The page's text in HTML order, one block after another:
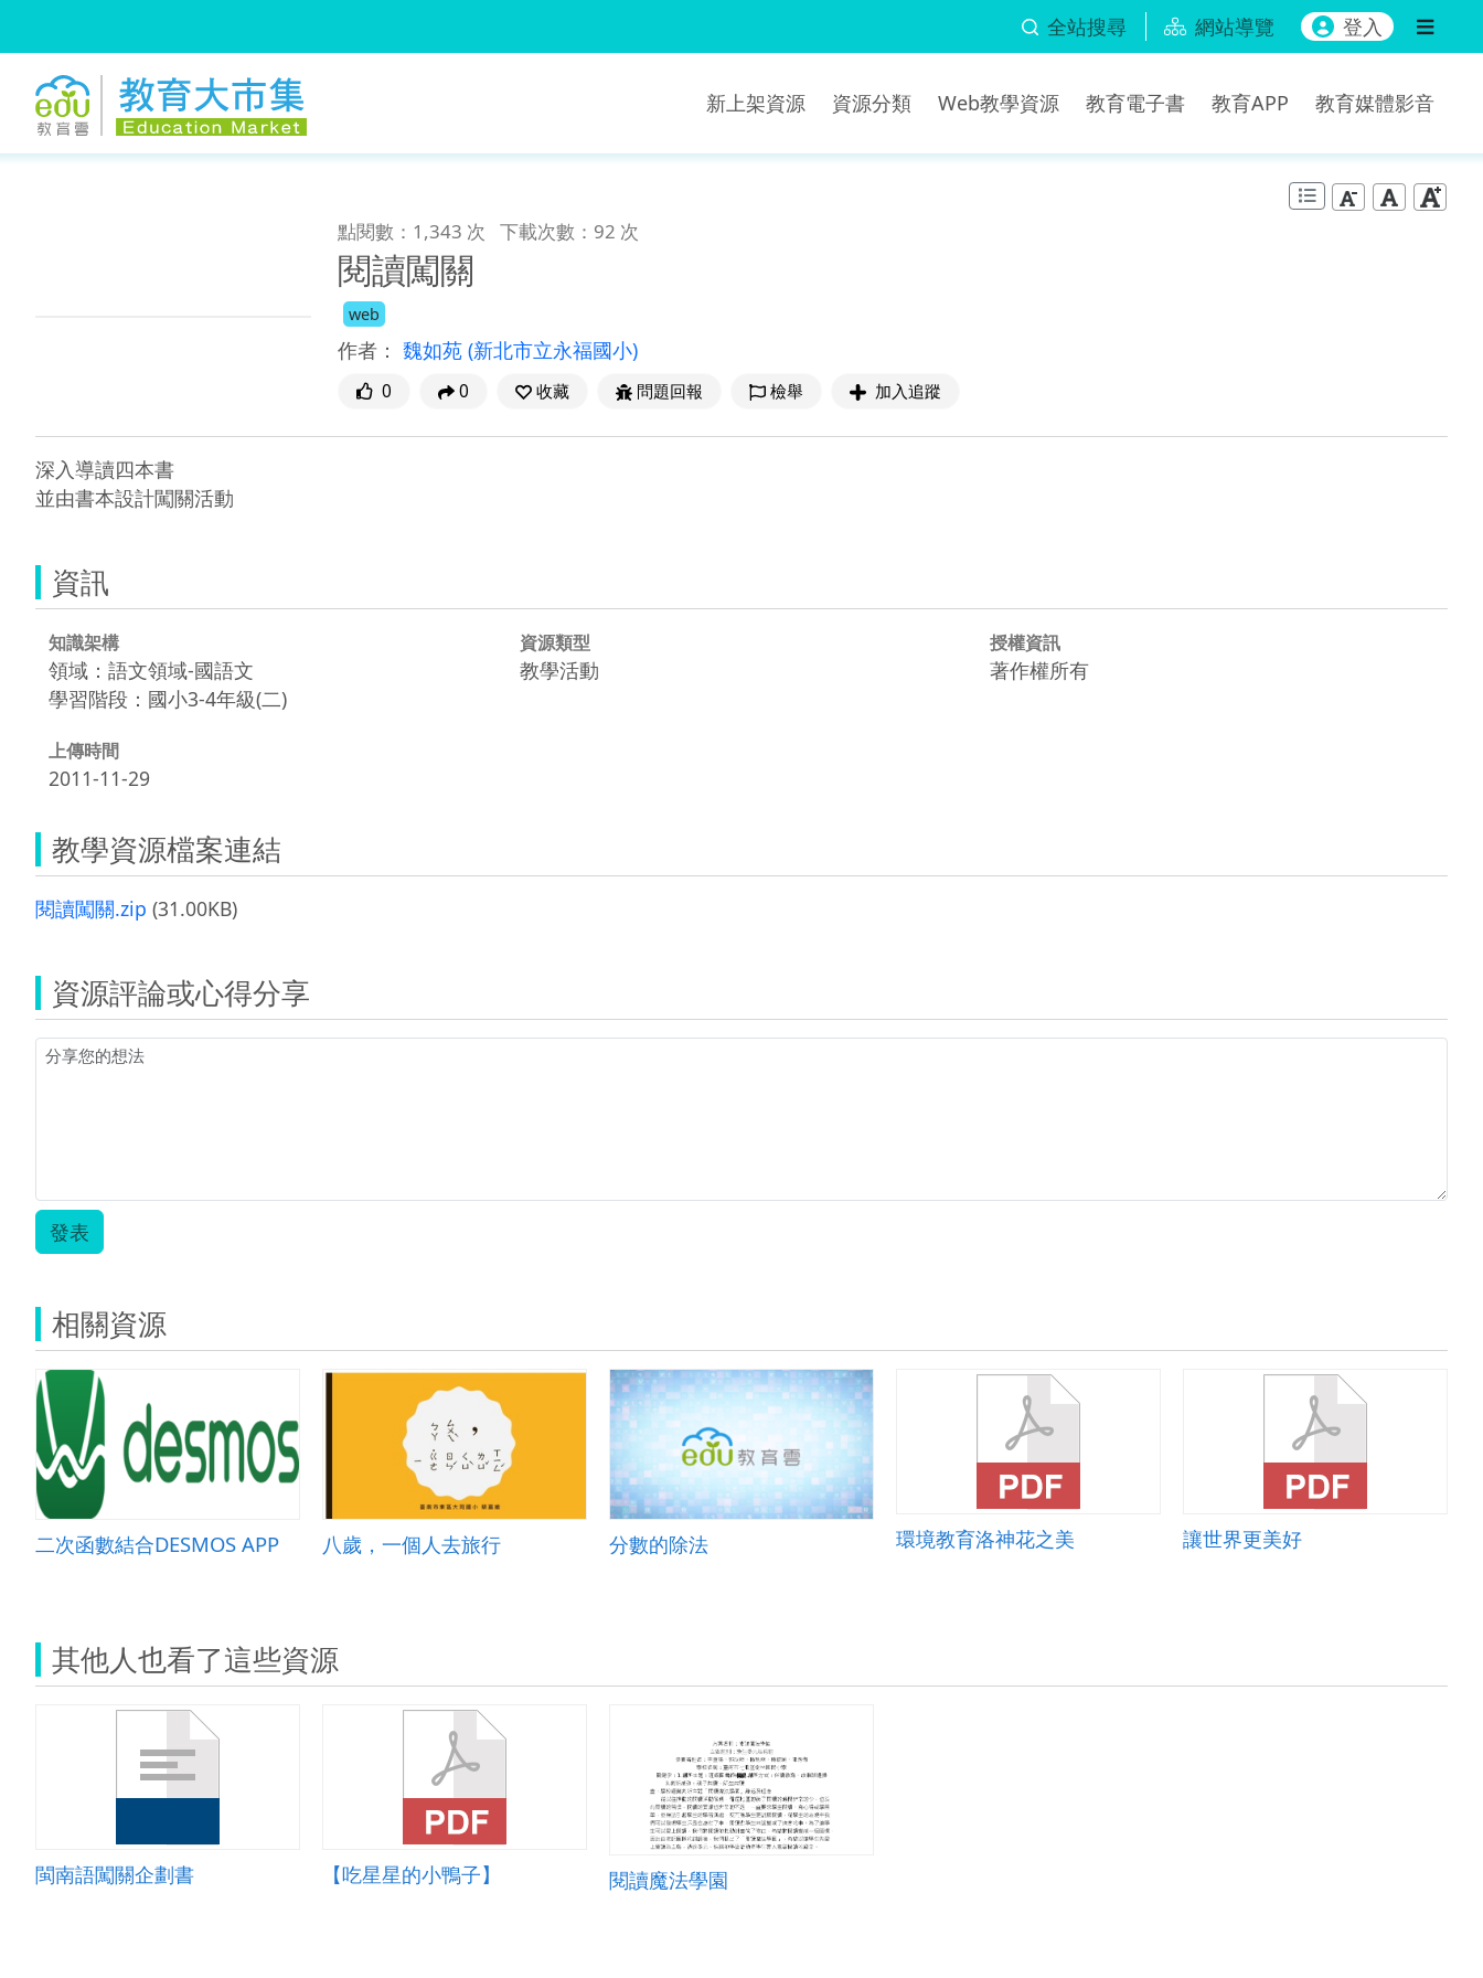
全站搜尋 網站導覽 登入
新上架資源 資源分類 Web教學資源 教育電子書 教育APP 教育媒體影音
點閱數：1,343 次 下載次數：92 次
閱讀闖關
web
作者： 魏如苑 (新北市立永福國小)
0 0 收藏 問題回報 檢舉 加入追蹤
深入導讀四本書
資訊
知識架構
領域：語文領域-國語文
學習階段：國小3-4年級(二)
資源類型
教學活動
授權資訊
著作權所有
上傳時間
2011-11-29
教學資源檔案連結
閱讀闖關.zip (31.00KB)
資源評論或心得分享
發表
相關資源
二次函數結合DESMOS APP 八歲，一個人去旅行 分數的除法 環境教育洛神花之美 讓世界更美好
其他人也看了這些資源
閩南語闖關企劃書 【吃星星的小鴨子】 閱讀魔法學園